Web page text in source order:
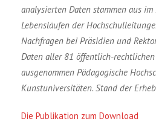
analysierten Daten stammen aus
Lebensläufen der
Nachfragen bei Präsidien und
Daten aller 81 öffentlich-
ausgenommen Pädagogische
Kunstuniversitäten. Stand der
Die Publikation zum Download